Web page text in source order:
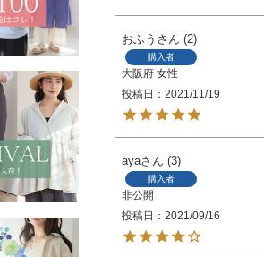
おふう 2
購入者
大阪府 女性
投稿日
2021/11/19
aya 3
購入者
非公開
投稿日
2021/09/16